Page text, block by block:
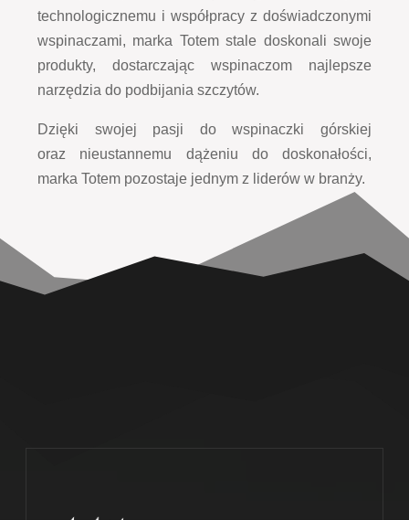
technologicznemu i współpracy z doświadczonymi
wspinaczami, marka Totem stale doskonali swoje
produkty, dostarczając wspinaczom najlepsze
narzędzia do podbijania szczytów.
Dzięki swojej pasji do wspinaczki górskiej
oraz nieustannemu dążeniu do doskonałości,
marka Totem pozostaje jednym z liderów w branży.